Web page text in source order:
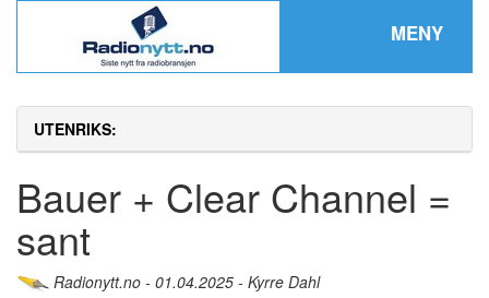
MENY
UTENRIKS:
Bauer + Clear Channel =
sant
Radionytt.no - 01.04.2025 - Kyrre Dahl